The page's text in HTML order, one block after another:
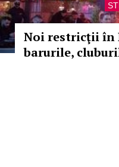
Noi restricţii în
barurile,